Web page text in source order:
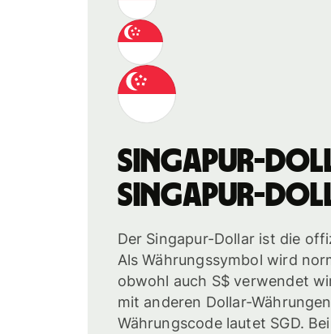
Singapur-
Singapur-
Der Singapur-Dollar ist die
Als Währungssymbol wird
obwohl auch S$ verwendet
mit anderen Dollar-
Währungscode lautet SGD.